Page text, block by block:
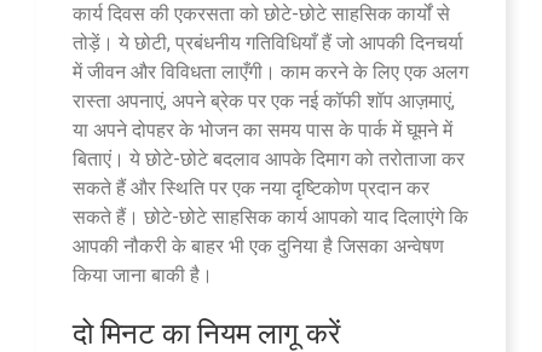
कार्य दिवस की एकरसता को छोटे-छोटे साहसिक कार्यों से
तोड़ें। ये छोटी, प्रबंधनीय गतिविधियाँ हैं जो आपकी दिनचर्या
में जीवन और विविधता लाएँगी। काम करने के लिए एक अलग
रास्ता अपनाएं, अपने ब्रेक पर एक नई कॉफी शॉप आज़माएं,
या अपने दोपहर के भोजन का समय पास के पार्क में घूमने में
बिताएं। ये छोटे-छोटे बदलाव आपके दिमाग को तरोताजा कर
सकते हैं और स्थिति पर एक नया दृष्टिकोण प्रदान कर
सकते हैं। छोटे-छोटे साहसिक कार्य आपको याद दिलाएंगे कि
आपकी नौकरी के बाहर भी एक दुनिया है जिसका अन्वेषण
किया जाना बाकी है।
दो मिनट का नियम लागू करें